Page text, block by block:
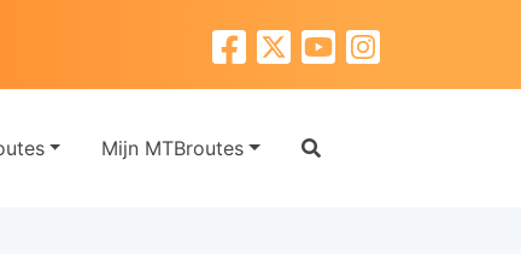
Mijn MTBroutes